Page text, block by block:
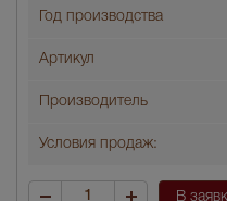
Год производства
Артикул
Производитель
Условия продаж:
В